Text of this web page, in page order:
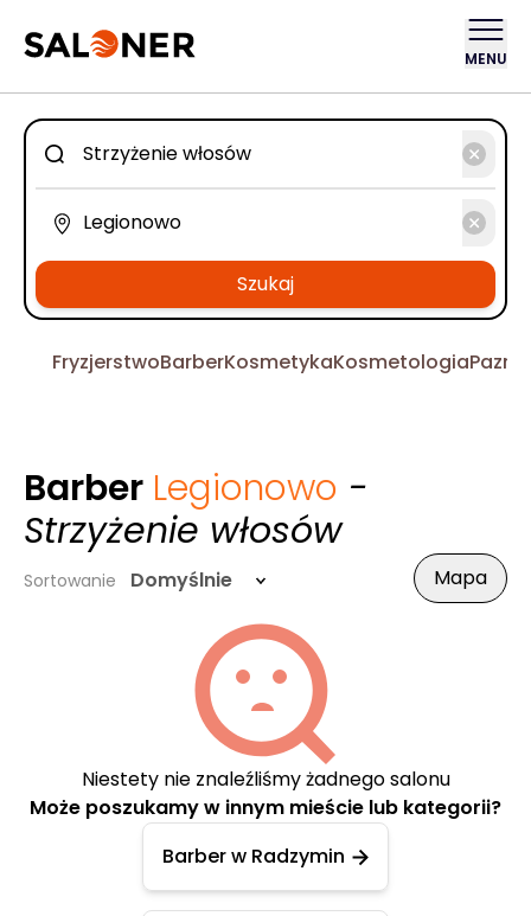
MENU
Szukaj
FryzjerstwoBarberKosmetykaKosmetologia
Barber Legionowo -
Strzyżenie włosów
Sortowanie Domyślnie Mapa
Niestety nie znaleźliśmy żadnego salonu
Może poszukamy w innym mieście lub kategorii?
Barber w Radzymin